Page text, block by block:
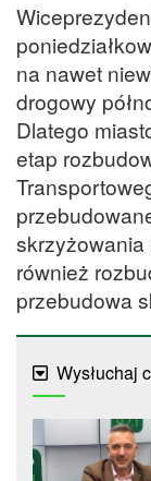
na nawet
drogowy
Dlatego
etap
również
przebudowa
Wysłuchaj